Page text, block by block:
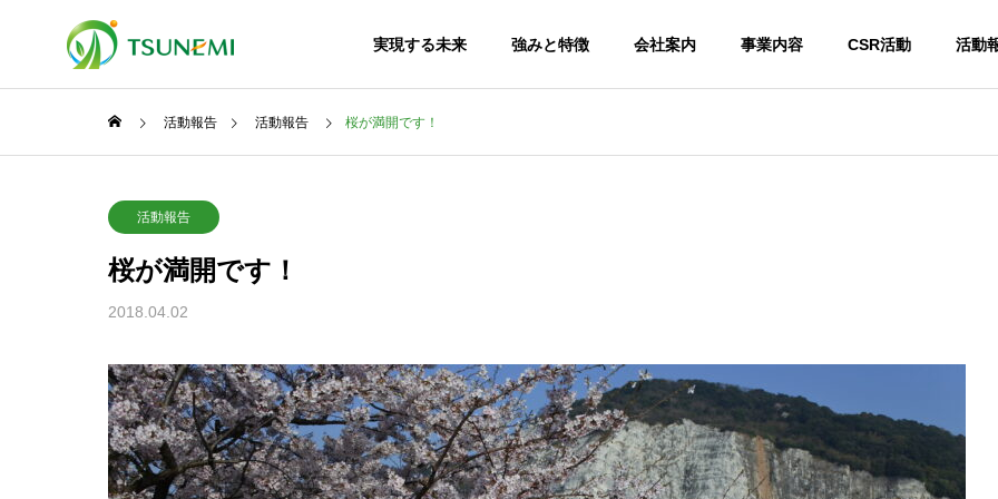
実現する未来 強みと特徴 会社案内 事業内容 CSR活動 活動
沿革
HISTORY
産業廃棄物処理事業
Industrial Waste Disposal
建材事業
Building Materials
活動報告
Activity Report
小学生が本物のショベル操作
に挑戦！「ゴミを捨てた、そ
の先」を学ぶ最終処分場のお
仕事体験！
【被災地支援】「衣・食・
住」の『住』を支えたい。コ
ンクリート補修材を無償提供
いたします
高校生から学ぶ2日間～インタ
ビューシップが企業にもたら
す価値～
活動報告 活動報告 桜が満開です！
活動報告
桜が満開です！
2018.04.02